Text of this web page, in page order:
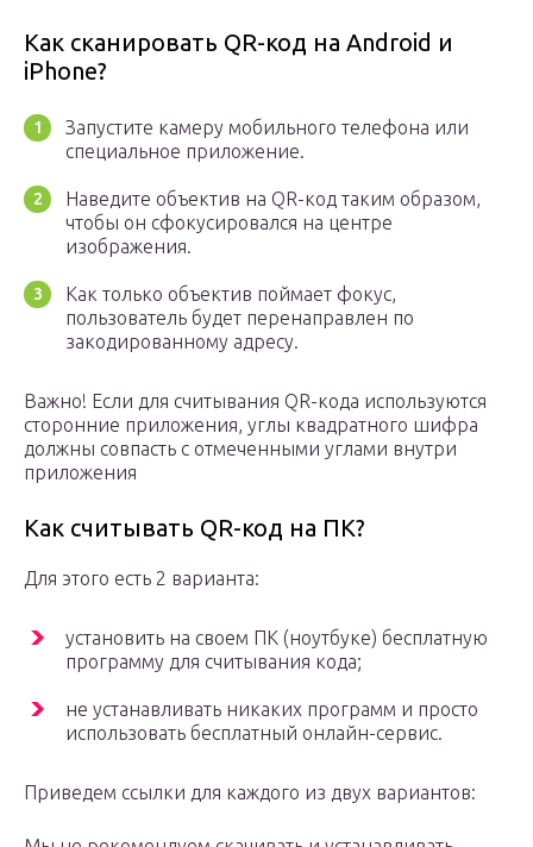
Как сканировать QR-код на Android и
iPhone?
Запустите камеру мобильного телефона или
специальное приложение.
Наведите объектив на QR-код таким образом,
чтобы он сфокусировался на центре
изображения.
Как только объектив поймает фокус,
пользователь будет перенаправлен по
закодированному адресу.
Важно! Если для считывания QR-кода используются
сторонние приложения, углы квадратного шифра
должны совпасть с отмеченными углами внутри
приложения
Как считывать QR-код на ПК?
Для этого есть 2 варианта:
установить на своем ПК (ноутбуке) бесплатную
программу для считывания кода;
не устанавливать никаких программ и просто
использовать бесплатный онлайн-сервис.
Приведем ссылки для каждого из двух вариантов: